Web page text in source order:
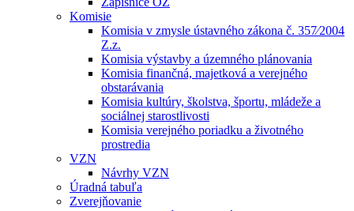
Komisie
Komisia v zmysle ústavného zákona č. 357⁄2004
Z.z.
Komisia výstavby a územného plánovania
Komisia finančná, majetková a verejného
obstarávania
Komisia kultúry, školstva, športu, mládeže a
sociálnej starostlivosti
Komisia verejného poriadku a životného
prostredia
VZN
Návrhy VZN
Úradná tabuľa
Zverejňovanie